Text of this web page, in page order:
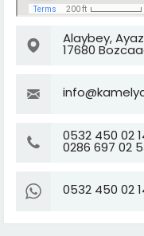
Alaybey,
17680
0532 450 02
0286 697 02
0532 450 02